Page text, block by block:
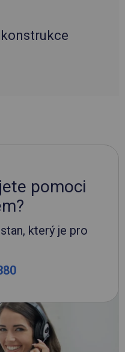
pomoci
který je pro